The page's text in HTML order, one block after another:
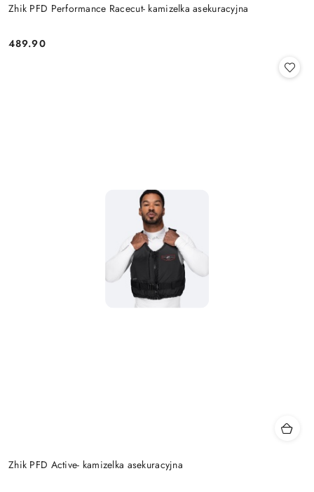
Zhik PFD Performance Racecut- kamizelka asekuracyjna
Cena:
489.90
Zhik PFD Active- kamizelka asekuracyjna